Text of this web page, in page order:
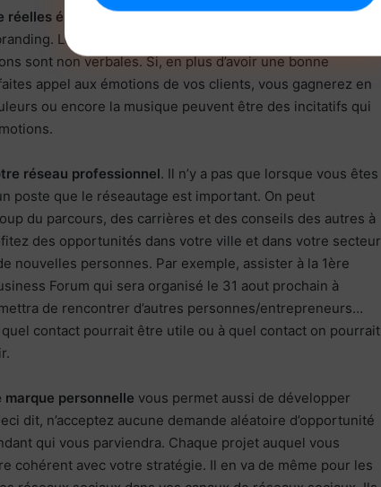
réelles émotions dans votre messagepermet aussi de
Les spécialistes et psychologues disent que 90 %
sont non verbales. Si, en plus d’avoir une bonne
appel aux émotions de vos clients, vous gagnerez en
ou encore la musique peuvent être des incitatifs qui
réseau professionnel. Il n’y a pas que lorsque vous êtes
poste que le réseautage est important. On peut
du parcours, des carrières et des conseils des autres à
des opportunités dans votre ville et dans votre secteur
nouvelles personnes. Par exemple, assister à la 1ère
Forum qui sera organisé le 31 aout prochain à
de rencontrer d’autres personnes/entrepreneurs…
quel contact pourrait être utile ou à quel contact on pourrait
personnelle vous permet aussi de développer
dit, n’acceptez aucune demande aléatoire d’opportunité
qui vous parviendra. Chaque projet auquel vous
cohérent avec votre stratégie. Il en va de même pour les